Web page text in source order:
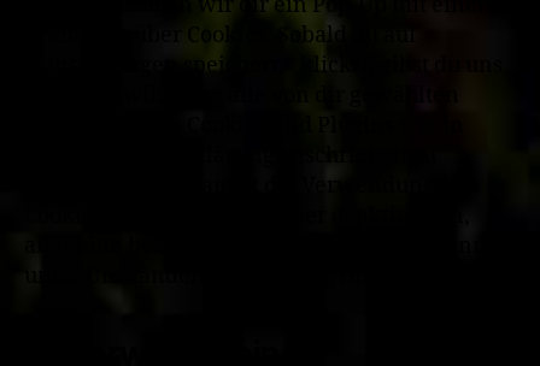
Erklärung über Cookies. Sobald du auf
„Einstellungen speichern“ klickst, gibst du uns